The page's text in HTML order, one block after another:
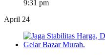
9:31 pm
April 24